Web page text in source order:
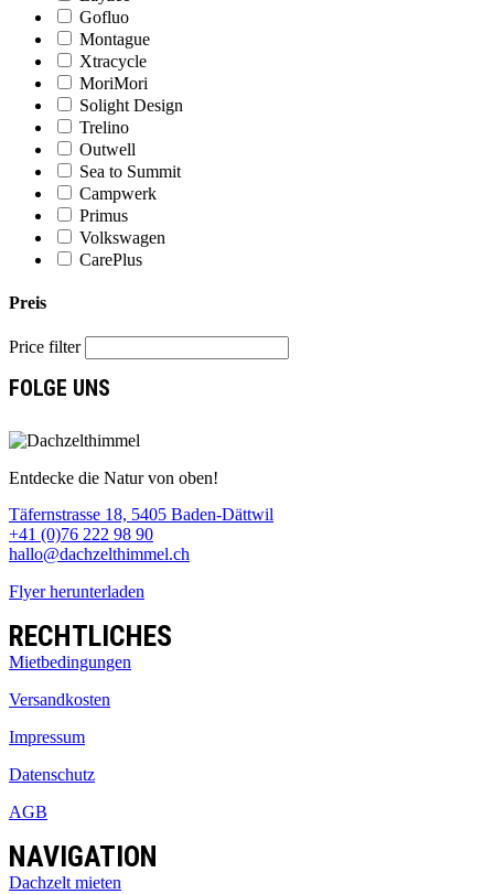
Gofluo
Montague
Xtracycle
MoriMori
Solight Design
Trelino
Outwell
Sea to Summit
Campwerk
Primus
Volkswagen
CarePlus
Preis
Price filter
FOLGE UNS
Entdecke die Natur von oben!
Täfernstrasse 18, 5405 Baden-Dättwil
+41 (0)76 222 98 90
hallo@dachzelthimmel.ch
Flyer herunterladen
RECHTLICHES
Mietbedingungen
Versandkosten
Impressum
Datenschutz
AGB
NAVIGATION
Dachzelt mieten